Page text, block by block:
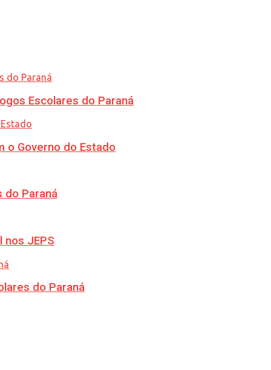
Escolares do Paraná
o Governo do Estado
do Paraná
JEPS
do Paraná